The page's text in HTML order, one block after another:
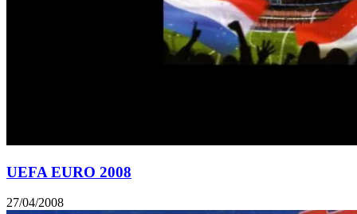
UEFA EURO 2008
27/04/2008